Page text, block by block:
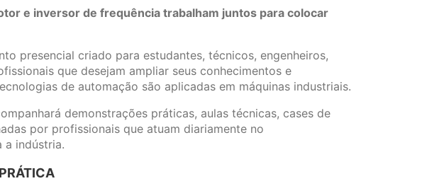
e inversor de frequência trabalham juntos para colocar
presencial criado para estudantes, técnicos, engenheiros,
que desejam ampliar seus conhecimentos e
de automação são aplicadas em máquinas industriais.
demonstrações práticas, aulas técnicas, cases de
por profissionais que atuam diariamente no
a indústria.